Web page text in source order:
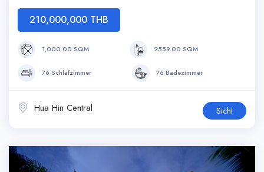
210,000,000 THB
1,000.00 SQM 2559.00 SQM
76 Schlafzimmer 76 Badezimmer
Hua Hin Central Sicht